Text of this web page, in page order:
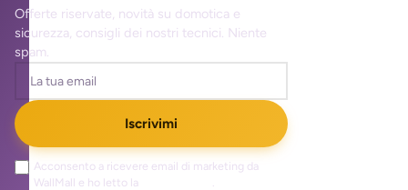
Offerte riservate, novità su domotica e
sicurezza, consigli dei nostri tecnici. Niente
spam.
Iscrivimi
Acconsento a ricevere email di marketing da
WallMall e ho letto la
.